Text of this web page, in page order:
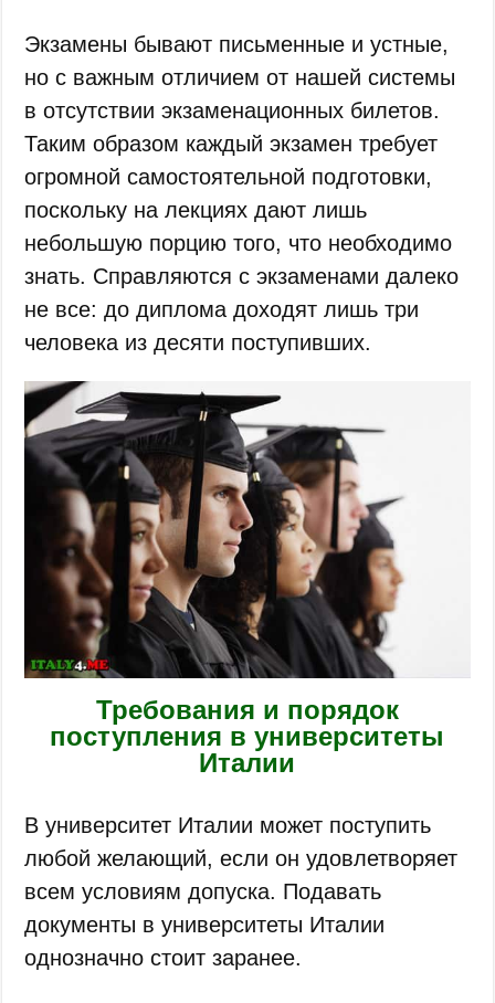
Экзамены бывают письменные и устные,
но с важным отличием от нашей системы
в отсутствии экзаменационных билетов.
Таким образом каждый экзамен требует
огромной самостоятельной подготовки,
поскольку на лекциях дают лишь
небольшую порцию того, что необходимо
знать. Справляются с экзаменами далеко
не все: до диплома доходят лишь три
человека из десяти поступивших.
Требования и порядок
поступления в университеты
Италии
В университет Италии может поступить
любой желающий, если он удовлетворяет
всем условиям допуска. Подавать
документы в университеты Италии
однозначно стоит заранее.